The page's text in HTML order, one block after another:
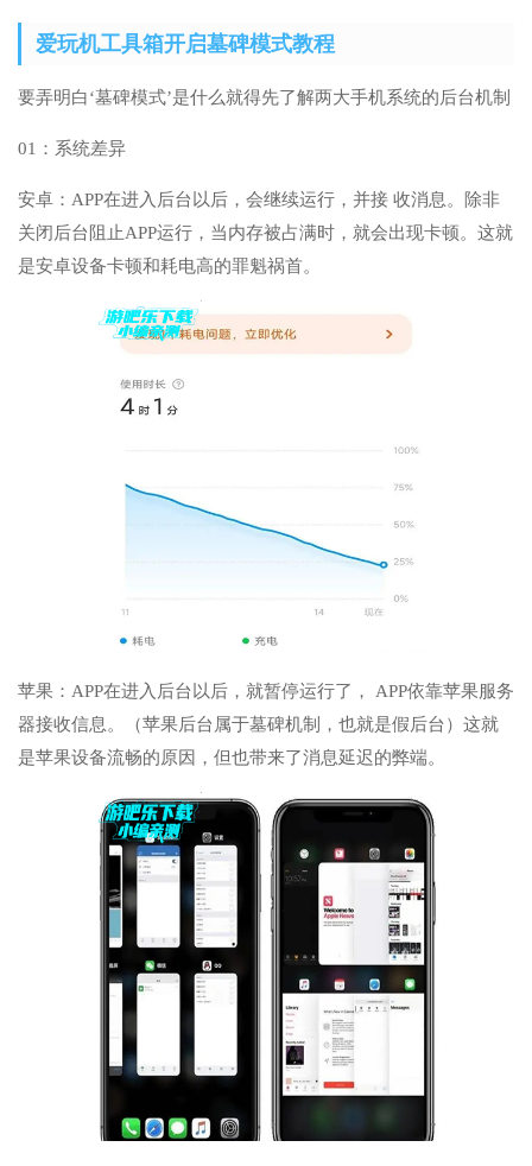
爱玩机工具箱开启墓碑模式教程
要弄明白‘墓碑模式’是什么就得先了解两大手机系统的后台机制
01：系统差异
安卓：APP在进入后台以后，会继续运行，并接 收消息。除非
关闭后台阻止APP运行，当内存被占满时，就会出现卡顿。这就
是安卓设备卡顿和耗电高的罪魁祸首。
苹果：APP在进入后台以后，就暂停运行了， APP依靠苹果服务
器接收信息。（苹果后台属于墓碑机制，也就是假后台）这就
是苹果设备流畅的原因，但也带来了消息延迟的弊端。